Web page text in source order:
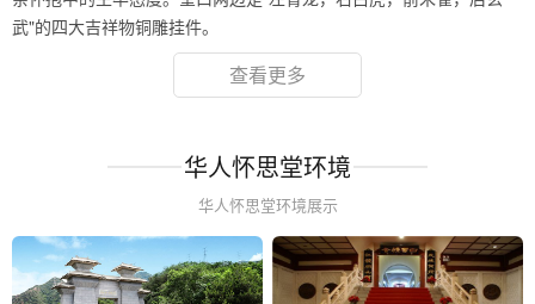
武"的四大吉祥物铜雕挂件。
查看更多
华人怀思堂环境
华人怀思堂环境展示